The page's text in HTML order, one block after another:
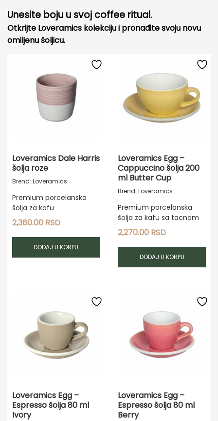
Unesite boju u svoj coffee ritual.
Otkrijte Loveramics kolekciju i pronađite svoju novu
omiljenu šoljicu.
Loveramics Dale Harris
šolja roze
Brend: Loveramics
Premium porcelanska
šolja za kafu
2,360.00 RSD
DODAJ U KORPU
Loveramics Egg –
Cappuccino šolja 200
ml Butter Cup
Brend: Loveramics
Premium porcelanska
šolja za kafu sa tacnom
2,270.00 RSD
DODAJ U KORPU
Loveramics Egg –
Espresso šolja 80 ml
Ivory
Loveramics Egg –
Espresso šolja 80 ml
Berry